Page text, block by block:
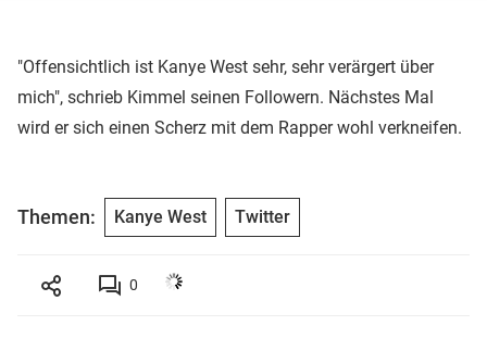
"Offensichtlich ist Kanye West sehr, sehr verärgert über
mich", schrieb Kimmel seinen Followern. Nächstes Mal
wird er sich einen Scherz mit dem Rapper wohl verkneifen.
Themen: Kanye West Twitter
0